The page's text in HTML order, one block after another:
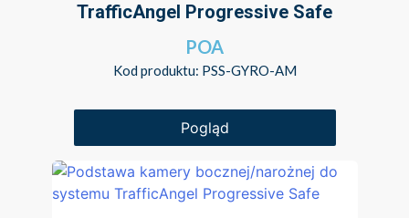
TrafficAngel Progressive Safe
POA
Kod produktu: PSS-GYRO-AM
Pogląd